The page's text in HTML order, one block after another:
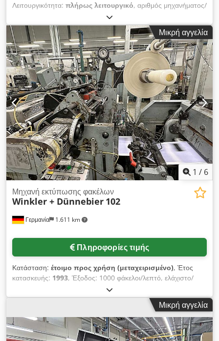
Λειτουργικότητα: πλήρως λειτουργικό, αριθμός μηχανήματος/
, Εξοπλισμός:τεκμηρίωση / εγχειρίδιο
Μηχάνημα W&D 627 GS, αριθμός 13778 • Κατασκευής από το
1999 • 2 μονάδες εξωτερικής εκτύπωσης • 1 μονάδα
εσωτερικής εκτύπωσης • Επικάλυψη με κόλλα/αυτοκόλλητη/
θερμοκολλητική • Εξωτερικό τμήμα πλευρικής αναδίπλωσης • 1
τμήμα παραθύρου • Μετατροπή των μονάδων ελέγχου κίνησης
σε Indra Drive Bosch REXROTH από την W&D • Ελάχιστο
μέγεθος προϊόντος: 83 x 120 mm • Μέγιστο μέγεθος
προϊόντος: 185 x 330 mm Djdpfozlh Nbex Amiswa • Σταθμός
αναδίπλωσης • Μέγιστη απόδοση: 500 κύκλοι
Μικρή αγγελία
1 / 6
Γερμανία 1.611 km
Μηχανή εκτύπωσης φακέλων
Winkler + Dünnebier 102
Πληροφορίες τιμής
Κατάσταση: έτοιμο προς χρήση (μεταχειρισμένο), Έτος
κατασκευής: 1993, Έξοδος: 1000 φάκελοι/λεπτό, ελάχιστο/
μέγιστο μέγεθος φακέλου: 90mm x 120mm/176mm x 254mm,
εκτύλιξη ρολού: Contiweb, σύστημα ευθυγράμμισης ιστού: 1x
BST, μονάδες εκτύπωσης: 5+0 ή 4+1 Doctor Blade, δοχεία
μελάνης: 4x Inkcan, αντλία μελάνης: 4x Pneumatic, μονάδα
παραθύρου: παραδοσιακά μαχαίρια διάτρησης και
αυτοκόλλητο χαρτί. Συμπεριλαμβανομένης της άνω και κάτω
Μικρή αγγελία